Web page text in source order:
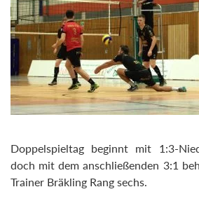
Doppelspieltag beginnt mit 1:3-
doch mit dem anschließenden 3:1
Trainer Bräkling Rang sechs.